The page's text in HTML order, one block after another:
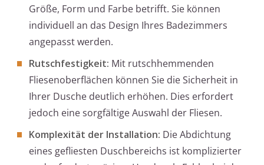
Größe, Form und Farbe betrifft. Sie können
individuell an das Design Ihres Badezimmers
angepasst werden.
Rutschfestigkeit: Mit rutschhemmenden
Fliesenoberflächen können Sie die Sicherheit in
Ihrer Dusche deutlich erhöhen. Dies erfordert
jedoch eine sorgfältige Auswahl der Fliesen.
Komplexität der Installation: Die Abdichtung
eines gefliesten Duschbereichs ist komplizierter